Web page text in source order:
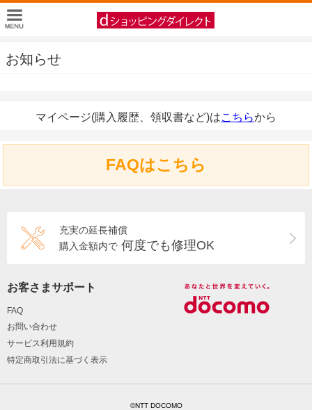
お知らせ
マイページ(購入履歴、領収書など)はこちらから
FAQはこちら
充実の延長補償
購入金額内で 何度でも修理OK
お客さまサポート
FAQ
お問い合わせ
サービス利用規約
特定商取引法に基づく表示
©NTT DOCOMO